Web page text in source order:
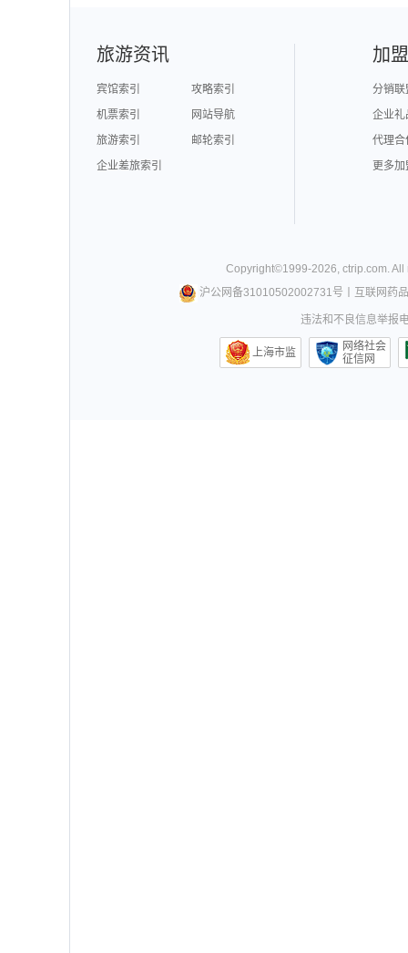
旅游资讯
宾馆索引
攻略索引
机票索引
网站导航
旅游索引
邮轮索引
企业差旅索引
加
分销联
企业礼
代理合
更多
Copyright©1999-2026,ctrip.com.
沪公网备31010502002731号
互联网药
违法和不良信息举报
上海市监
网络社会
征信网